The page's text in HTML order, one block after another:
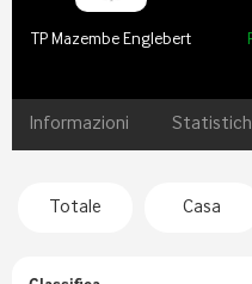
TP Mazembe Englebert
Informazioni
Totale Casa